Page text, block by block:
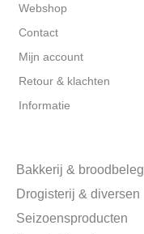
Webshop
Contact
Mijn account
Retour & klachten
Informatie
Bakkerij & broodbeleg
Drogisterij & diversen
Seizoensproducten